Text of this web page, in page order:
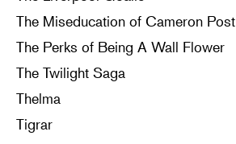
The Miseducation of Cameron Post
The Perks of Being A Wall Flower
The Twilight Saga
Thelma
Tigrar